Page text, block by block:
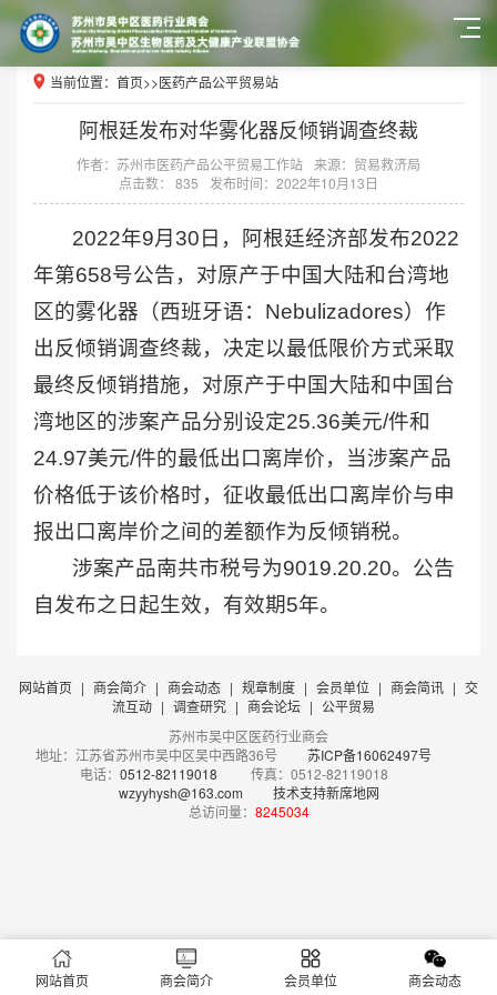
当前位置： 首页>>医药产品公平贸易站
阿根廷发布对华雾化器反倾销调查终裁
作者：苏州市医药产品公平贸易工作站 来源：贸易救济局
点击数： 835
发布时间：2022年10月13日
2022年9月30日，阿根廷经济部发布2022
年第658号公告，对原产于中国大陆和台湾地
区的雾化器（西班牙语：Nebulizadores）作
出反倾销调查终裁，决定以最低限价方式采取
最终反倾销措施，对原产于中国大陆和中国台
湾地区的涉案产品分别设定25.36美元/件和
24.97美元/件的最低出口离岸价，当涉案产品
价格低于该价格时，征收最低出口离岸价与申
报出口离岸价之间的差额作为反倾销税。
涉案产品南共市税号为9019.20.20。公告
自发布之日起生效，有效期5年。
网站首页 | 商会简介 | 商会动态 | 规章制度 | 会员单位 | 商会简讯 | 交
流互动 | 调查研究 | 商会论坛 | 公平贸易
苏州市吴中区医药行业商会
地址：江苏省苏州市吴中区吴中西路36号
苏ICP备16062497号
电话： 0512-82119018 传真：0512-82119018
wzyyhysh@163.com
技术支持新席地网
总访问量： 8245034
网站首页 商会简介 会员单位 商会动态